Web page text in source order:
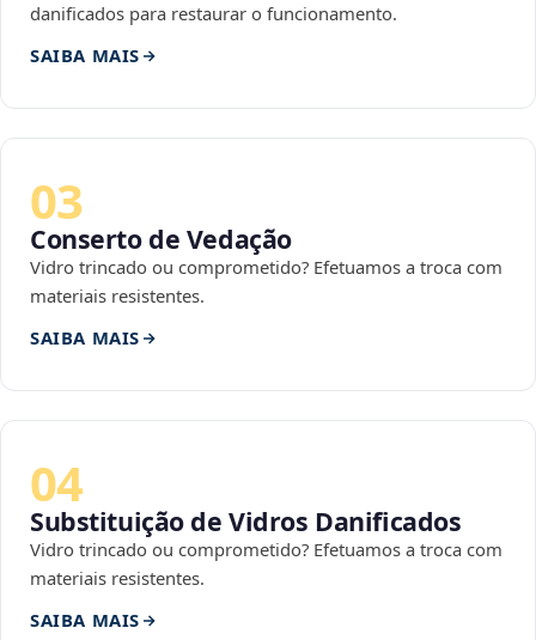
danificados para restaurar o funcionamento.
SAIBA MAIS
03
Conserto de Vedação
Vidro trincado ou comprometido? Efetuamos a troca com
materiais resistentes.
SAIBA MAIS
04
Substituição de Vidros Danificados
Vidro trincado ou comprometido? Efetuamos a troca com
materiais resistentes.
SAIBA MAIS